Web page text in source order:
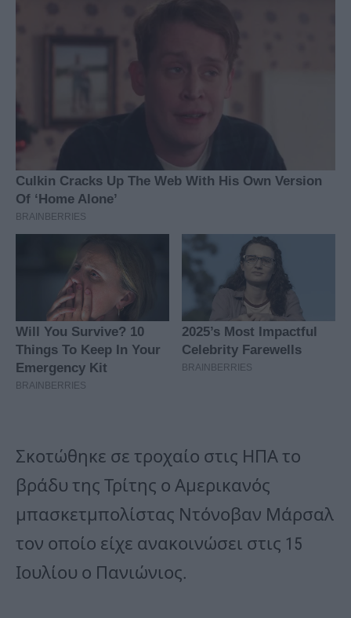
Σκοτώθηκε σε τροχαίο στις ΗΠΑ το
βράδυ της Τρίτης ο Αμερικανός
μπασκετμπολίστας Ντόνοβαν Μάρσαλ
τον οποίο είχε ανακοινώσει στις 15
Ιουλίου ο Πανιώνιος.